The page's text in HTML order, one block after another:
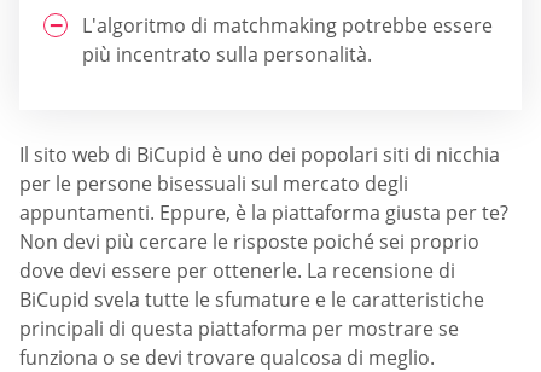
L'algoritmo di matchmaking potrebbe essere
più incentrato sulla personalità.
Il sito web di BiCupid è uno dei popolari siti di nicchia
per le persone bisessuali sul mercato degli
appuntamenti. Eppure, è la piattaforma giusta per te?
Non devi più cercare le risposte poiché sei proprio
dove devi essere per ottenerle. La recensione di
BiCupid svela tutte le sfumature e le caratteristiche
principali di questa piattaforma per mostrare se
funziona o se devi trovare qualcosa di meglio.